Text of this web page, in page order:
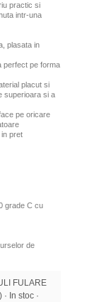
practic si
intr-una
plasata in
perfect pe forma
placut si
superioara si a
pe oricare
pret
grade C cu
de
FULARE
In stoc ·